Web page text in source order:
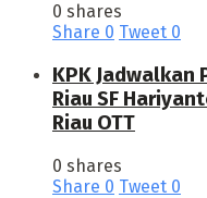
0 shares
Share 0 Tweet 0
KPK Jadwalkan
Riau SF
Riau OTT
0 shares
Share 0 Tweet 0